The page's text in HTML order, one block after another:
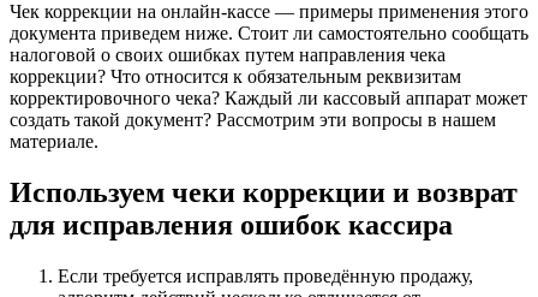
Чек коррекции на онлайн-кассе — примеры применения этого
документа приведем ниже. Стоит ли самостоятельно сообщать
налоговой о своих ошибках путем направления чека
коррекции? Что относится к обязательным реквизитам
корректировочного чека? Каждый ли кассовый аппарат может
создать такой документ? Рассмотрим эти вопросы в нашем
материале.
Используем чеки коррекции и возврат
для исправления ошибок кассира
Если требуется исправлять проведённую продажу,